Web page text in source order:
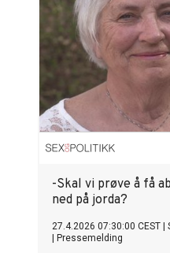
-Skal vi prøve å få
ned på jorda?
27.4.2026 07:30:00 CEST
Pressemelding